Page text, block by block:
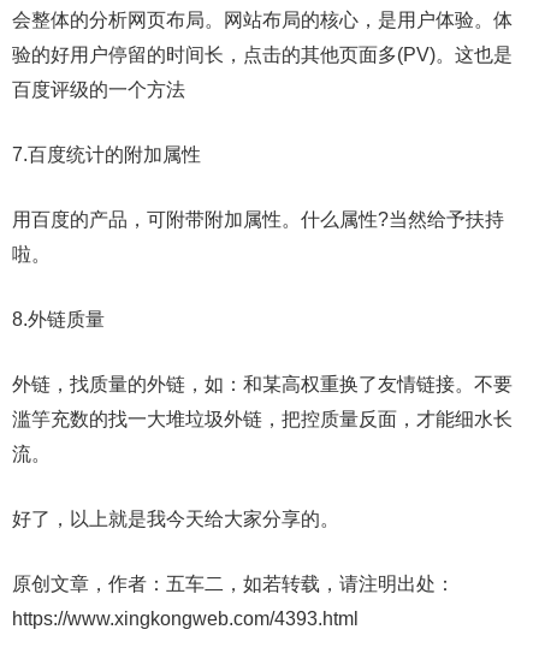
会整体的分析网页布局。网站布局的核心，是用户体验。体
验的好用户停留的时间长，点击的其他页面多(PV)。这也是
百度评级的一个方法
7.百度统计的附加属性
用百度的产品，可附带附加属性。什么属性?当然给予扶持
啦。
8.外链质量
外链，找质量的外链，如：和某高权重换了友情链接。不要
滥竽充数的找一大堆垃圾外链，把控质量反面，才能细水长
流。
好了，以上就是我今天给大家分享的。
原创文章，作者：五车二，如若转载，请注明出处：
https://www.xingkongweb.com/4393.html